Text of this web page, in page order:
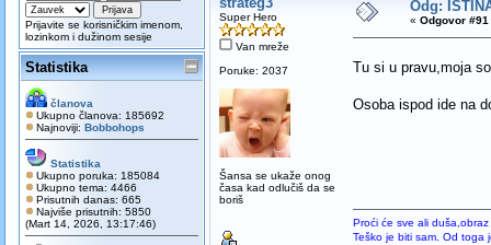
Prijavite se korisničkim imenom,
lozinkom i dužinom sesije
Statistika
članova
Ukupno članova: 185692
Najnoviji: Bobbohops
Statistika
Ukupno poruka: 185084
Ukupno tema: 4466
Prisutnih danas: 665
Najviše prisutnih: 5850
(Mart 14, 2026, 13:17:46)
Super Hero
Van mreže
Poruke: 2037
Šansa se ukaže onog
časa kad odlučiš da se
boriš
Odg:
« Odgovor
Tu si u pravu,moja
Osoba ispod ide na
Proći će sve ali
Teško je biti sam. Od toga